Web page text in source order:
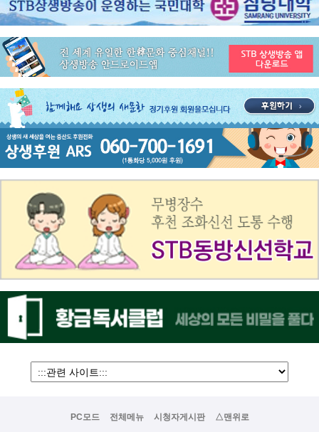
공지사항 ON AIR 서비스 장애 복구 안내
공지사항
STB 4월2주(4.6~4.12) 주간 추천 프로그램
공지사항
STB 4월1주(3.30~4.5) 주간 추천 프로그램
공지사항
STB 3월4주(3.23~3.29) 주간 추천 프로그램
PC모드 전체메뉴 시청자게시판 △맨위로